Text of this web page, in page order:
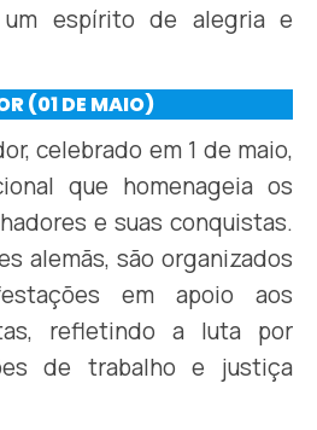
um espírito de alegria e
(01 DE MAIO)
celebrado em 1 de maio,
que homenageia os
e suas conquistas.
alemãs, são organizados
em apoio aos
refletindo a luta por
de trabalho e justiça